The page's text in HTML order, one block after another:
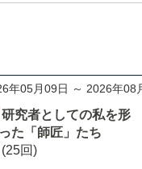
年05月09日 ～ 2026年08
研究者としての私を形
た「師匠」たち
(25回)